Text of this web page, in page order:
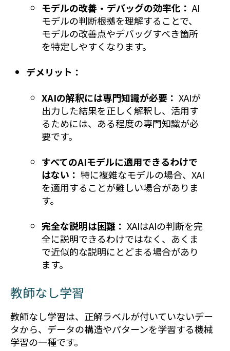
モデルの改善・デバッグの効率化： AI
モデルの判断根拠を理解することで、
モデルの改善点やデバッグすべき箇所
を特定しやすくなります。
デメリット：
XAIの解釈には専門知識が必要： XAIが
出力した結果を正しく解釈し、活用す
るためには、ある程度の専門知識が必
要です。
すべてのAIモデルに適用できるわけで
はない： 特に複雑なモデルの場合、XAI
を適用することが難しい場合がありま
す。
完全な説明は困難： XAIはAIの判断を完
全に説明できるわけではなく、あくま
で近似的な説明にとどまる場合があり
ます。
教師なし学習
教師なし学習は、正解ラベルが付いていないデー
タから、データの構造やパターンを学習する機械
学習の一種です。